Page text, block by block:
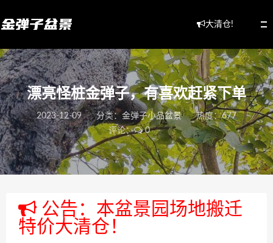
大清仓!
漂亮怪桩金弹子，有喜欢赶紧下单
2023-12-09 分类： 金弹子小品盆景
热度：677
评论：
0
公告：本盆景园场地搬迁
特价大清仓！